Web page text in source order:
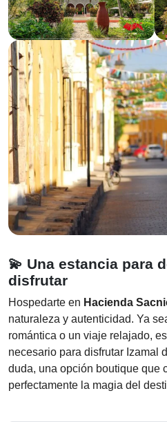
💫 Una estancia para
disfrutar
Hospedarte en Hacienda
naturaleza y autenticidad. Ya
romántica o un viaje relajado,
necesario para disfrutar Izamal
duda, una opción boutique que
perfectamente la magia del